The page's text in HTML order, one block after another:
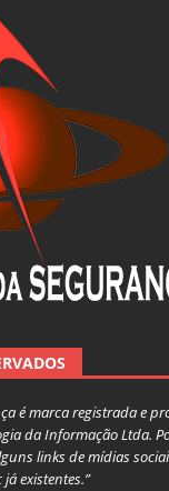
é marca registrada e
da Informação Ltda.
links de mídias
existentes.”